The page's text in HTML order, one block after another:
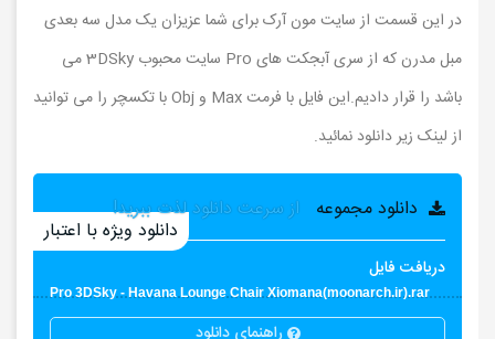
در این قسمت از سایت مون آرک برای شما عزیزان یک مدل سه بعدی
مبل مدرن که از سری آبجکت های Pro سایت محبوب 3DSky می
باشد را قرار دادیم.این فایل با فرمت Max و Obj با تکسچر را می توانید
از لینک زیر دانلود نمائید.
دانلود مجموعه از سرعت دانلود لذت ببرید!
دانلود ویژه با اعتبار
دریافت فایل
Pro 3DSky - Havana Lounge Chair Xiomana(moonarch.ir).rar